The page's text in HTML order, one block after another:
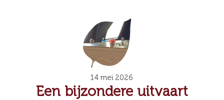
14 mei 2026
Een bijzondere uitvaart